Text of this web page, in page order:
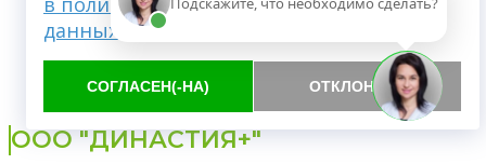
КПП 503801001
Московская область, г. Пушкино, Московский
проспект., д. 57к3
Лицензия от 15.10.2019 №ЛО-50-01-011350
ООО "ДИНАСТИЯ+"
данных
СОГЛАСЕН(-НА) ОТКЛОНИТЬ